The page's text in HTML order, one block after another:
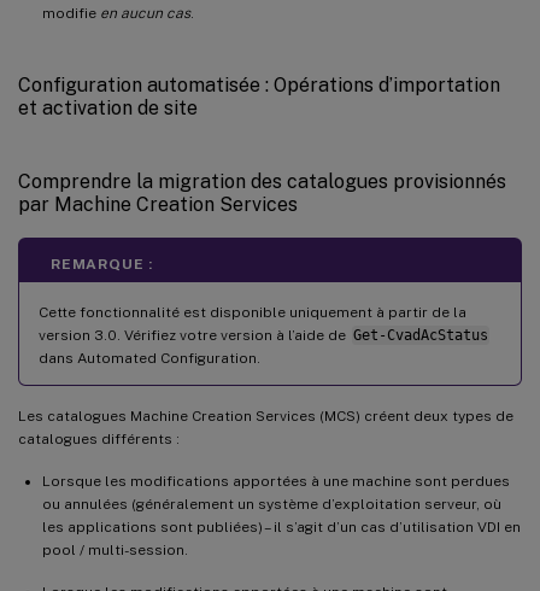
modifie en aucun cas.
Configuration automatisée : Opérations d’importation
et activation de site
Comprendre la migration des catalogues provisionnés
par Machine Creation Services
REMARQUE :
Cette fonctionnalité est disponible uniquement à partir de la
version 3.0. Vérifiez votre version à l’aide de Get-CvadAcStatus
dans Automated Configuration.
Les catalogues Machine Creation Services (MCS) créent deux types de
catalogues différents :
Lorsque les modifications apportées à une machine sont perdues
ou annulées (généralement un système d’exploitation serveur, où
les applications sont publiées) – il s’agit d’un cas d’utilisation VDI en
pool / multi-session.